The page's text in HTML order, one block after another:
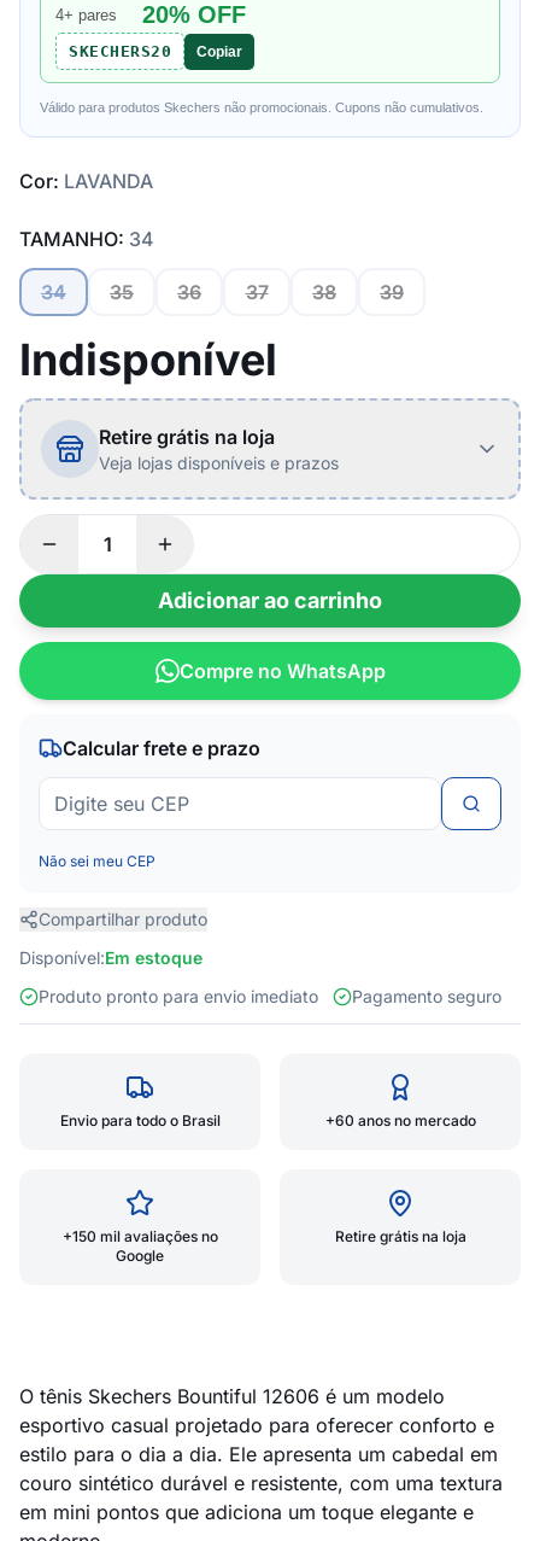
4+ pares 20% OFF
SKECHERS20 Copiar
Válido para produtos Skechers não promocionais. Cupons não cumulativos.
Cor: LAVANDA
TAMANHO: 34
34 35 36 37 38 39
Indisponível
Retire grátis na loja
Veja lojas disponíveis e prazos
Adicionar ao carrinho
Compre no WhatsApp
Calcular frete e prazo
Não sei meu CEP
Compartilhar produto
Disponível:Em estoque
Produto pronto para envio imediato
Pagamento seguro
Envio para todo o Brasil +60 anos no mercado
+150 mil avaliações no
Google
Retire grátis na loja
O tênis Skechers Bountiful 12606 é um modelo
esportivo casual projetado para oferecer conforto e
estilo para o dia a dia. Ele apresenta um cabedal em
couro sintético durável e resistente, com uma textura
em mini pontos que adiciona um toque elegante e